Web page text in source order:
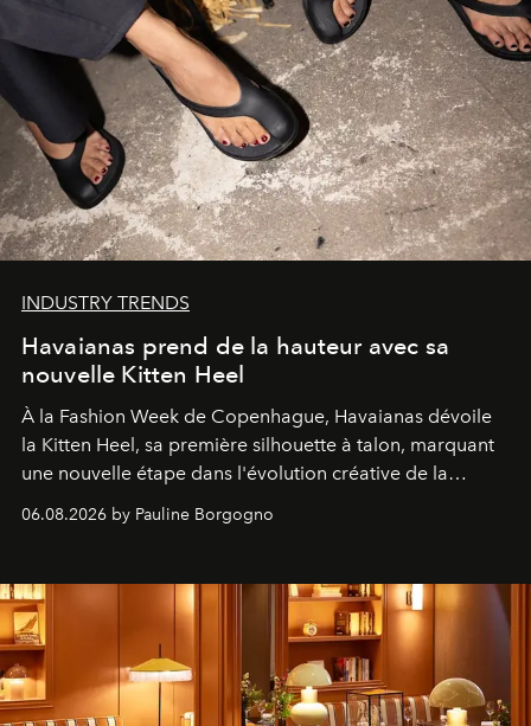
INDUSTRY TRENDS
Havaianas prend de la hauteur avec sa
nouvelle Kitten Heel
À la Fashion Week de Copenhague, Havaianas dévoile
la Kitten Heel, sa première silhouette à talon, marquant
une nouvelle étape dans l'évolution créative de la
06.08.2026 by Pauline Borgogno